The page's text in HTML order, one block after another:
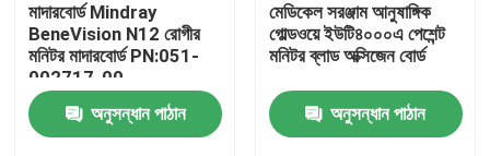
কারখানা ভ্রমণ
মান নিয়ন্ত্রণ
মাদারবোর্ড Mindray
BeneVision N12 রোগীর
মনিটর মাদারবোর্ড PN:051-
002717-00
অনুসন্ধান পাঠান
মেডিকেল সরঞ্জাম আনুষাঙ্গিক
গোল্ডওয়ে ইউটি৪০০০এ পেশেন্ট
মনিটর ব্লাড অক্সিজেন বোর্ড
অনুসন্ধান পাঠান